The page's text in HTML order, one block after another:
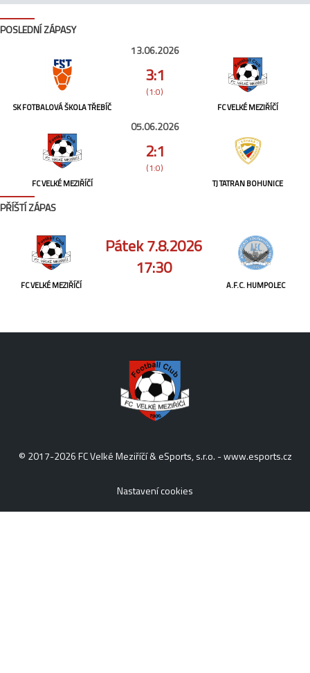
POSLEDNÍ ZÁPASY
SK FOTBALOVÁ ŠKOLA TŘEBÍČ
13.06.2026
3:1
(1:0)
FC VELKÉ MEZIŘÍČÍ
FC VELKÉ MEZIŘÍČÍ
05.06.2026
2:1
(1:0)
TJ TATRAN BOHUNICE
PŘÍŠTÍ ZÁPAS
FC VELKÉ MEZIŘÍČÍ
Pátek 7.8.2026
17:30
A.F.C. HUMPOLEC
© 2017-2026 FC Velké Meziříčí & eSports, s.r.o. -www.esports.cz
Nastavení cookies